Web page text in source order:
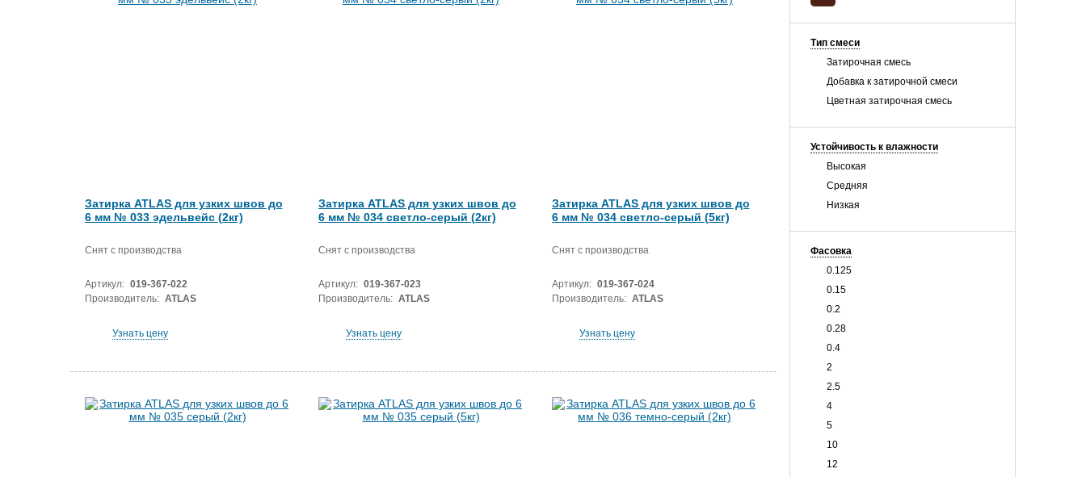
Тип смеси
Затирочная смесь
Добавка к затирочной смеси
Цветная затирочная смесь
Устойчивость к влажности
Высокая
Средняя
Низкая
Фасовка
0.125
0.15
0.2
0.28
0.4
2
2.5
4
5
10
12
Затирка ATLAS для узких швов до
6 мм № 033 эдельвейс (2кг)
Снят с производства
Артикул: 019-367-022
Производитель: ATLAS
Узнать цену
Затирка ATLAS для узких швов до
6 мм № 034 светло-серый (2кг)
Снят с производства
Артикул: 019-367-023
Производитель: ATLAS
Узнать цену
Затирка ATLAS для узких швов до
6 мм № 034 светло-серый (5кг)
Снят с производства
Артикул: 019-367-024
Производитель: ATLAS
Узнать цену